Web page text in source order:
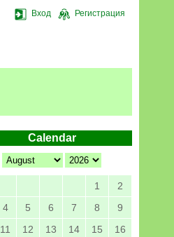
Вход Регистрация
Calendar
1
2
4 5 6 7 8
9
11 12 13 14 15
16